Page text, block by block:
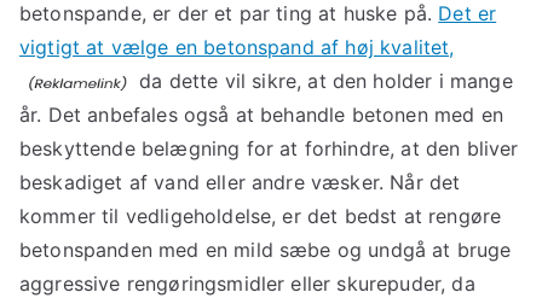
betonspande, er der et par ting at huske på. Det er
vigtigt at vælge en betonspand af høj kvalitet,
da dette vil sikre, at den holder i mange
år. Det anbefales også at behandle betonen med en
beskyttende belægning for at forhindre, at den bliver
beskadiget af vand eller andre væsker. Når det
kommer til vedligeholdelse, er det bedst at rengøre
betonspanden med en mild sæbe og undgå at bruge
aggressive rengøringsmidler eller skurepuder, da